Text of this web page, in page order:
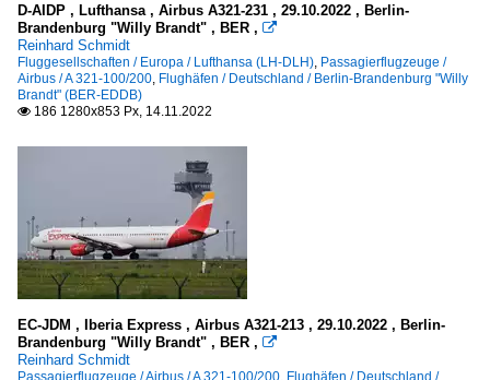
D-AIDP , Lufthansa , Airbus A321-231 , 29.10.2022 , Berlin-
Brandenburg "Willy Brandt" , BER , 
Reinhard Schmidt
Fluggesellschaften / Europa / Lufthansa (LH-DLH), Passagierflugzeuge /
Airbus / A 321-100/200, Flughäfen / Deutschland / Berlin-Brandenburg "Willy
Brandt" (BER-EDDB)
 186 1280x853 Px, 14.11.2022
EC-JDM , Iberia Express , Airbus A321-213 , 29.10.2022 , Berlin-
Brandenburg "Willy Brandt" , BER , 
Reinhard Schmidt
Passagierflugzeuge / Airbus / A 321-100/200, Flughäfen / Deutschland /